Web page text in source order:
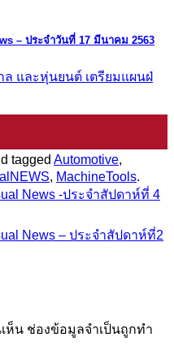
– ประจำวันที่ 17 มีนาคม 2563
และหุ่นยนต์ เตรียมแผนฝ่
tagged Automotive,
, MachineTools.
News -ประจำสัปดาห์ที่ 4
News – ประจำสัปดาห์ที่2
ห็น ช่องข้อมูลจำเป็นถูกทำ